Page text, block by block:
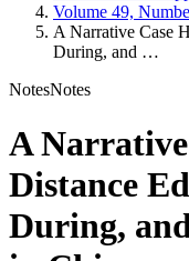
Volume 49,
A Narrative Case
During, and …
NotesNotes
A
Distance
During,